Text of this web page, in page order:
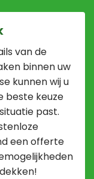
van de
binnen uw
kunnen wij u
beste keuze
past.
een offerte